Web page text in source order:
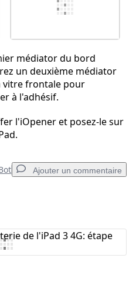
médiator du bord
un deuxième médiator
vitre frontale pour
à l'adhésif.
l'iOpener et posez-le sur
Ajouter un commentaire